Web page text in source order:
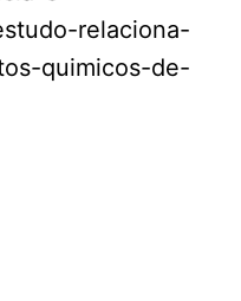
relaciona-
quimicos-de-